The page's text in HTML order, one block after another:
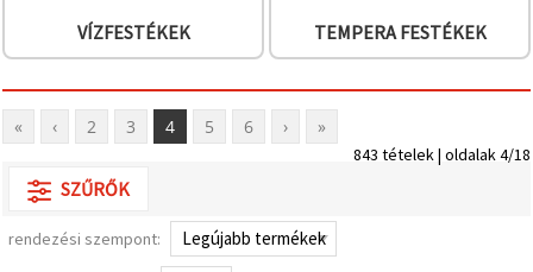
VÍZFESTÉKEK TEMPERA FESTÉKEK
« ‹ 2 3 4 5 6 › »
843 tételek | oldalak 4/18
SZŰRŐK
rendezési szempont: